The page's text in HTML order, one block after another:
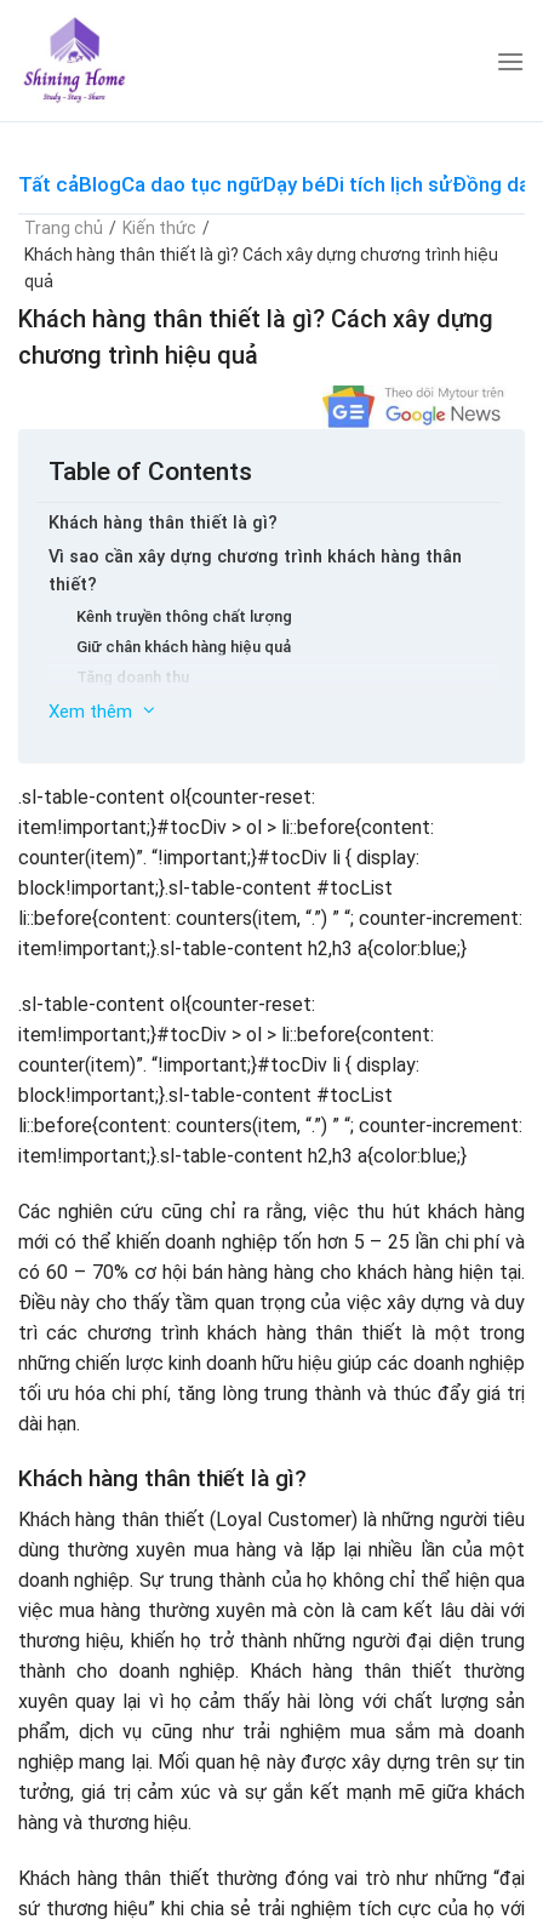
content
Tất cảBlogCa dao tục ngữDạy béDi tích lịch sửĐồng dao
Trang chủ / Kiến thức /
Khách hàng thân thiết là gì? Cách xây dựng chương trình hiệu
quả
Khách hàng thân thiết là gì? Cách xây dựng
chương trình hiệu quả
Table of Contents
Khách hàng thân thiết là gì?
Vì sao cần xây dựng chương trình khách hàng thân
thiết?
Kênh truyền thông chất lượng
Giữ chân khách hàng hiệu quả
Tăng doanh thu
Tạo lợi thế cạnh tranh
Bước 2: Hiểu rõ Insight khách hàng thân thiết
Bước 3: Phân nhóm khách hàng thân thiết
Bước 4: Xây dựng chương trình khách hàng thân thiết
Bước 5: Lựa chọn và tích hợp kênh triển khai
Bước 6: Thu thập thông tin và điều chỉnh
Chiến lược xây dựng chương trình khách hàng thân
Tạo giá trị thực sự cho khách hàng
Xây dựng chương trình khách hàng thân thiết
Cá nhân hóa trải nghiệm
Dịch vụ chăm sóc khách hàng chất lượng
Tương tác liên tục
Các chương trình khách hàng thân thiết hiệu quả
Chương trình tích điểm
Chương trình thân thiết theo hạng thành viên
Ưu đãi khi giới thiệu khách hàng mới
Ưu đãi khi thanh toán bằng thẻ
Chương trình cộng đồng khách hàng thân thiết
Theo gói đăng ký dài hạn
Một số chương trình khách hàng thân thiết của thương
hiệu lớn
Chương trình khách hàng thân thiết của Momo
Xem thêm
.sl-table-content ol{counter-reset:
item!important;}#tocDiv > ol > li::before{content:
counter(item)”. “!important;}#tocDiv li { display:
block!important;}.sl-table-content #tocList
li::before{content: counters(item, “.”) ” “; counter-increment:
item!important;}.sl-table-content h2,h3 a{color:blue;}
.sl-table-content ol{counter-reset:
item!important;}#tocDiv > ol > li::before{content:
counter(item)”. “!important;}#tocDiv li { display:
block!important;}.sl-table-content #tocList
li::before{content: counters(item, “.”) ” “; counter-increment:
item!important;}.sl-table-content h2,h3 a{color:blue;}
Các nghiên cứu cũng chỉ ra rằng, việc thu hút khách hàng
mới có thể khiến doanh nghiệp tốn hơn 5 – 25 lần chi phí và
có 60 – 70% cơ hội bán hàng hàng cho khách hàng hiện tại.
Điều này cho thấy tầm quan trọng của việc xây dựng và duy
trì các chương trình khách hàng thân thiết là một trong
những chiến lược kinh doanh hữu hiệu giúp các doanh nghiệp
tối ưu hóa chi phí, tăng lòng trung thành và thúc đẩy giá trị
dài hạn.
Khách hàng thân thiết là gì?
Khách hàng thân thiết (Loyal Customer) là những người tiêu
dùng thường xuyên mua hàng và lặp lại nhiều lần của một
doanh nghiệp. Sự trung thành của họ không chỉ thể hiện qua
việc mua hàng thường xuyên mà còn là cam kết lâu dài với
thương hiệu, khiến họ trở thành những người đại diện trung
thành cho doanh nghiệp. Khách hàng thân thiết thường
xuyên quay lại vì họ cảm thấy hài lòng với chất lượng sản
phẩm, dịch vụ cũng như trải nghiệm mua sắm mà doanh
nghiệp mang lại. Mối quan hệ này được xây dựng trên sự tin
tưởng, giá trị cảm xúc và sự gắn kết mạnh mẽ giữa khách
hàng và thương hiệu.
Khách hàng thân thiết thường đóng vai trò như những “đại
sứ thương hiệu” khi chia sẻ trải nghiệm tích cực của họ với